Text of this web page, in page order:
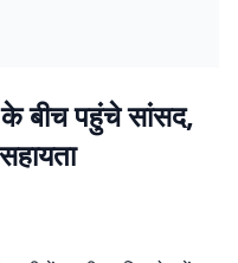
के बीच पहुंचे सांसद,